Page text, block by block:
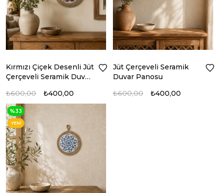
Kırmızı Çiçek Desenli Jüt
Çerçeveli Seramik Duvar
₺400,00
₺600,00
Jüt Çerçeveli Seramik
Duvar Panosu
₺400,00
₺600,00
%33
YENI
ÜRÜN